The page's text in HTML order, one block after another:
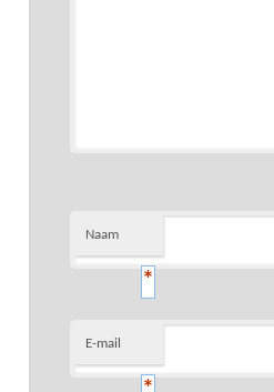
Naam
*
E-mail